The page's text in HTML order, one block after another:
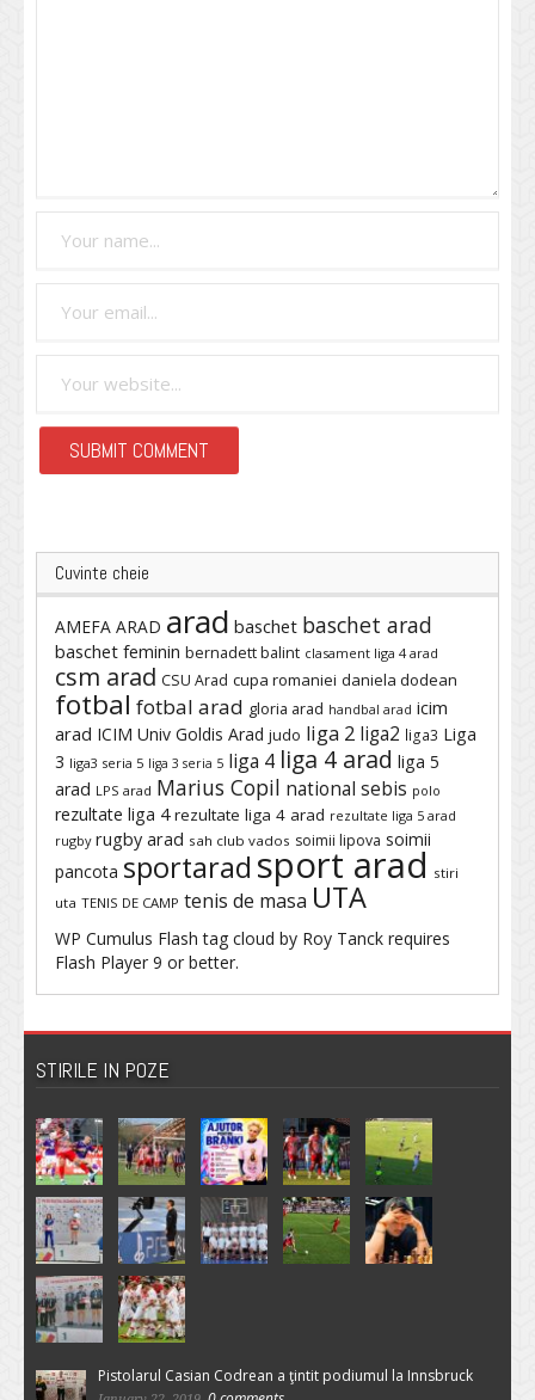
Cuvinte cheie
AMEFA ARAD arad baschet baschet arad
baschet feminin bernadett balint clasament liga 4 arad
csm arad CSU Arad cupa romaniei daniela dodean
fotbal fotbal arad gloria arad handbal arad icim
arad ICIM Univ Goldis Arad judo liga 2 liga2 liga3 Liga
3 liga3 seria 5 liga 3 seria 5 liga 4 liga 4 arad liga 5
arad LPS arad Marius Copil national sebis polo
rezultate liga 4 rezultate liga 4 arad rezultate liga 5 arad
rugby rugby arad sah club vados soimii lipova soimii
pancota sportarad sport arad stiri
uta TENIS DE CAMP tenis de masa UTA
WP Cumulus Flash tag cloud by Roy Tanck requires
Flash Player 9 or better.
STIRILE IN POZE
Pistolarul Casian Codrean a ţintit podiumul la Innsbruck